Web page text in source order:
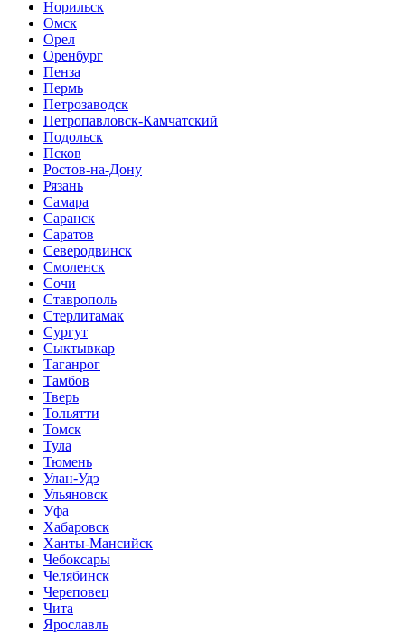
Норильск
Омск
Орел
Оренбург
Пенза
Пермь
Петрозаводск
Петропавловск-Камчатский
Подольск
Псков
Ростов-на-Дону
Рязань
Самара
Саранск
Саратов
Северодвинск
Смоленск
Сочи
Ставрополь
Стерлитамак
Сургут
Сыктывкар
Таганрог
Тамбов
Тверь
Тольятти
Томск
Тула
Тюмень
Улан-Удэ
Ульяновск
Уфа
Хабаровск
Ханты-Мансийск
Чебоксары
Челябинск
Череповец
Чита
Ярославль